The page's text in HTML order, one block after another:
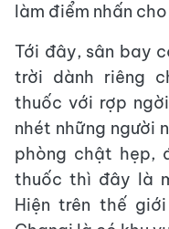
làm điểm nhấn
Tới đây, sân bay
trời dành riêng
thuốc với rợp
nhét những người
phòng chật hẹp,
thuốc thì đây là
Hiện trên thế